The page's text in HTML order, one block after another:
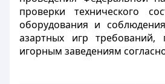
проверки технического
оборудования и
азартных игр требований,
игорным заведениям